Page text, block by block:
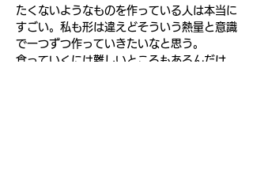
たくないようなものを作っている人は本当に
すごい。私も形は違えどそういう熱量と意識
で一つずつ作っていきたいなと思う。
食っていくには難しいところもあるんだけ